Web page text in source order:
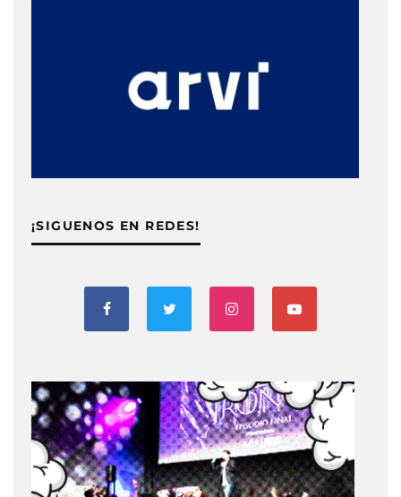
¡SIGUENOS EN REDES!